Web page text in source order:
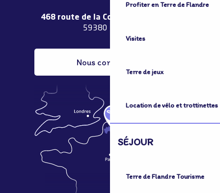
Profiter en Terre de Flandre
Visites
Terre de jeux
Location de vélo et trottinettes
SÉJOUR
Terre de Flandre Tourisme
468 route de la Couronne de Bierne
59380 Bergues
Nous contacter